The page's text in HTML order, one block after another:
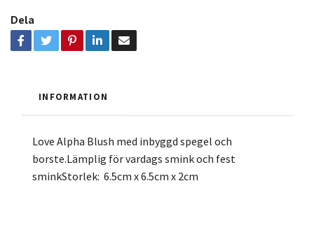
Dela
INFORMATION
Love Alpha Blush med inbyggd spegel och
borste.Lämplig för vardags smink och fest
sminkStorlek: 6.5cm x 6.5cm x 2cm